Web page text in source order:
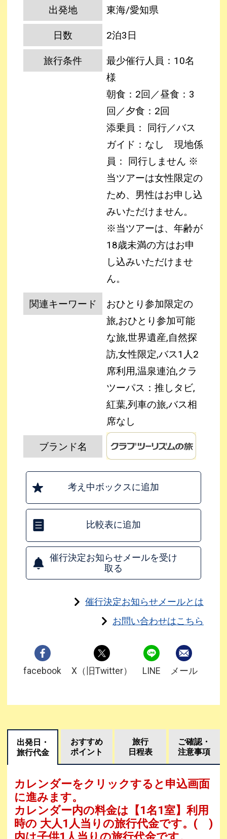
出発地 東海/愛知県
日数 2泊3日
旅行条件
最少催行人員：10名
様
朝食：2回／昼食：3
回／夕食：2回
添乗員： 同行／バス
ガイド：なし
現地係
員： 同行しません ※
当ツアーは女性限定の
ため、男性はお申し込
みいただけません。
※当ツアーは、年齢が
18歳未満の方はお申
し込みいただけませ
ん。
関連キーワード
おひとり参加限定の
旅,おひとり参加可能
な旅,世界遺産,自然探
訪,女性限定,バス1人2
席利用,温泉連泊,クラ
ツーパス：推しタビ,
紅葉,列車の旅,バス相
席なし
ブランド名
考え中ボックスに追加
比較表に追加
催行決定お知らせメールを受け
取る
催行決定お知らせメールとは
お問い合わせはこちら
facebook X（旧Twitter） LINE メール
出発日・
旅行代金
おすすめ
ポイント
旅行
日程表
ご確認・
注意事項
カレンダーをクリックすると申込画面
に進みます。
カレンダー内の料金は 【1名1室】利用
時の 大人1人当りの旅行代金です。 ( )
内は子供1人当りの旅行代金です。